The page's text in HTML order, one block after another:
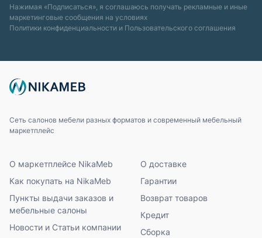
Нажимая «Подписаться», я соглашаюсь получать рекламные и иные
маркетинговые сообщения на условиях
Политики конфиденциальности и Пользовательского соглашения
Сеть салонов мебели разных форматов и современный мебельный
маркетплейс
О маркетплейсе NikaMeb
Как покупать на NikaMeb
Пункты выдачи заказов и
мебельные салоны
Новости и Статьи компании
О доставке
Гарантии
Возврат товаров
Кредит
Сборка